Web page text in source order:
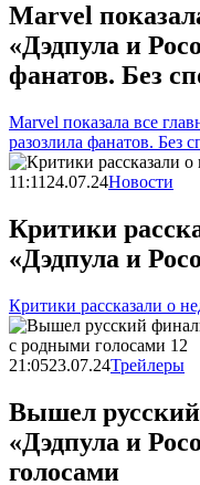
Marvel
«Дэдпула и
фанатов. Без
Marvel показала все
разозлила фанатов. Без
11:11 24.07.24Новости
Критики
«Дэдпула и
Критики рассказали о
21:0523.07.24Трейлеры
Вышел
«Дэдпула и
голосами